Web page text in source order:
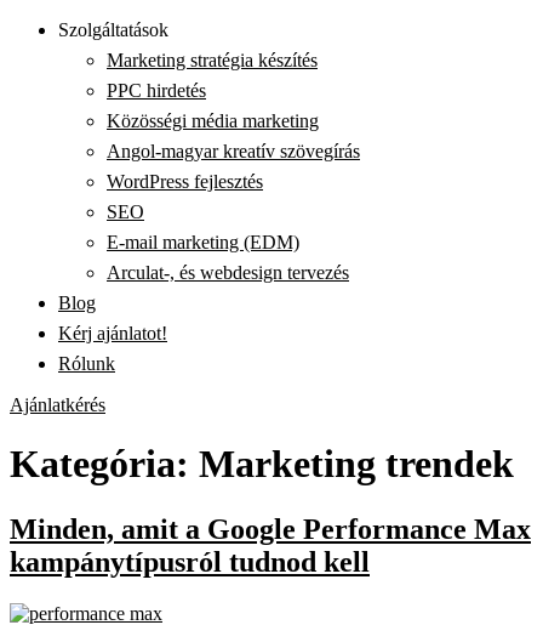
Szolgáltatások
Marketing stratégia készítés
PPC hirdetés
Közösségi média marketing
Angol-magyar kreatív szövegírás
WordPress fejlesztés
SEO
E-mail marketing (EDM)
Arculat-, és webdesign tervezés
Blog
Kérj ajánlatot!
Rólunk
Ajánlatkérés
Kategória: Marketing trendek
Minden, amit a Google Performance Max
kampánytípusról tudnod kell